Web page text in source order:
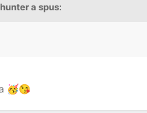
a spus:
🥳😘